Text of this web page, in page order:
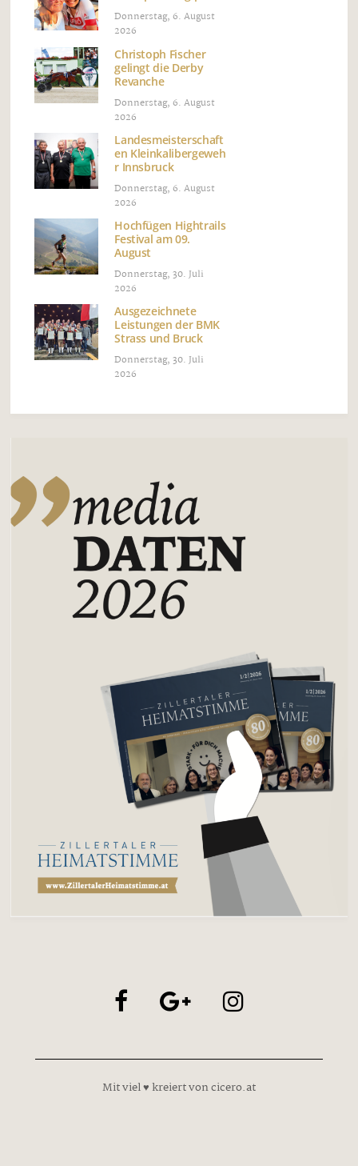
Donnerstag, 6. August
2026
Christoph Fischer
gelingt die Derby
Revanche
Donnerstag, 6. August
2026
Landesmeisterschaft
en Kleinkalibergeweh
r Innsbruck
Donnerstag, 6. August
2026
Hochfügen Hightrails
Festival am 09.
August
Donnerstag, 30. Juli
2026
Ausgezeichnete
Leistungen der BMK
Strass und Bruck
Donnerstag, 30. Juli
2026
Mit viel ♥ kreiert von cicero.at